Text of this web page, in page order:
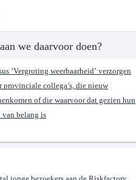
we daarvoor doen?
‘Vergroting weerbaarheid’ verzorgen
provinciale collega’s, die nieuw
of die waarvoor dat gezien hun
van belang is